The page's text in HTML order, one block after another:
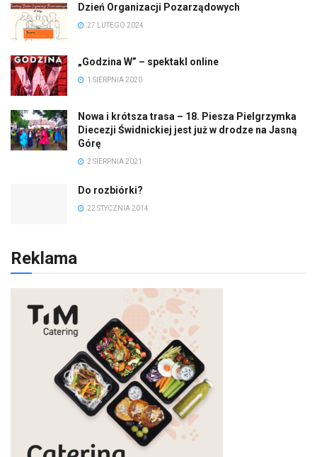
Dzień Organizacji Pozarządowych
27 LUTEGO 2024
„Godzina W” – spektakl online
1 SIERPNIA 2020
Nowa i krótsza trasa – 18. Piesza Pielgrzymka
Diecezji Świdnickiej jest już w drodze na Jasną
Górę
2 SIERPNIA 2021
Do rozbiórki?
22 STYCZNIA 2014
Reklama